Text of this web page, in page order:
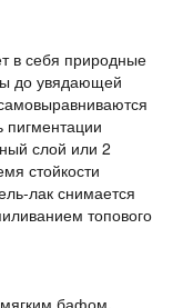
в себя природные
до увядающей
пигментации
слой или 2
стойкости
лак снимается
топового
бафом,